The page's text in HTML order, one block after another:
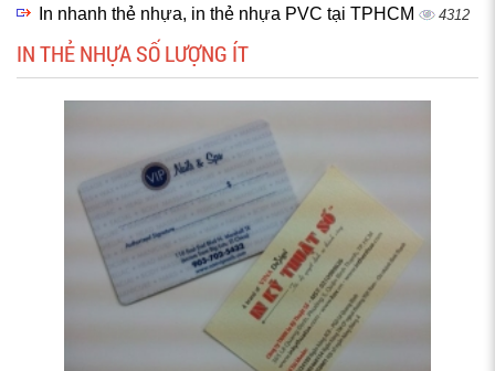
In nhanh thẻ nhựa, in thẻ nhựa PVC tại TPHCM 4312
IN THẺ NHỰA SỐ LƯỢNG ÍT